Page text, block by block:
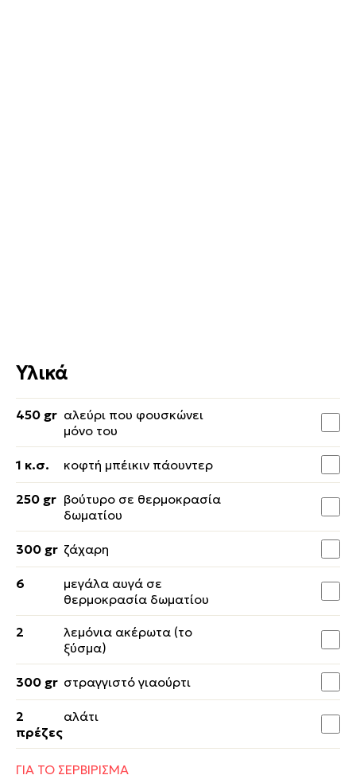
Υλικά
450 gr αλεύρι που φουσκώνει
μόνο του
1 κ.σ. κοφτή μπέικιν πάουντερ
250 gr βούτυρο σε θερμοκρασία
δωματίου
300 gr ζάχαρη
6
μεγάλα αυγά σε
θερμοκρασία δωματίου
2
λεμόνια ακέρωτα (το
ξύσμα)
300 gr στραγγιστό γιαούρτι
2
πρέζες
αλάτι
ΓΙΑ ΤΟ ΣΕΡΒΙΡΙΣΜΑ